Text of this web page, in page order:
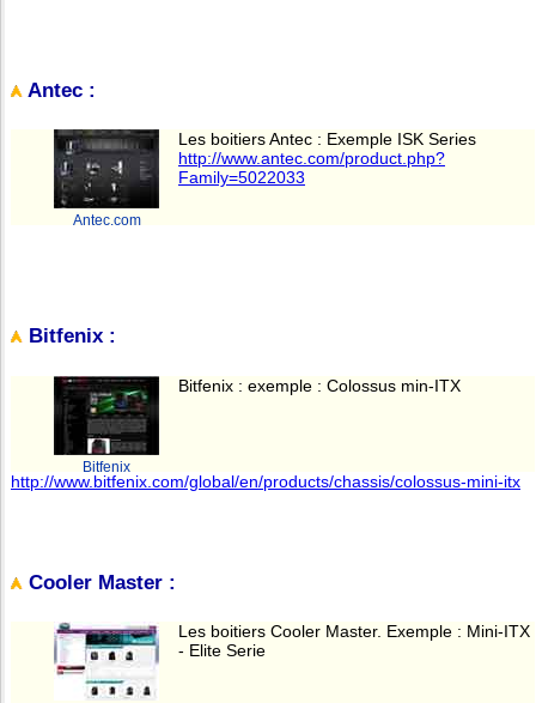
Antec :
Antec.com
Les boitiers Antec : Exemple ISK Series
http://www.antec.com/product.php?
Family=5022033
Bitfenix :
Bitfenix
Bitfenix : exemple : Colossus min-ITX
http://www.bitfenix.com/global/en/products/chassis/colossus-mini-itx
Cooler Master :
Les boitiers Cooler Master. Exemple : Mini-ITX
- Elite Serie